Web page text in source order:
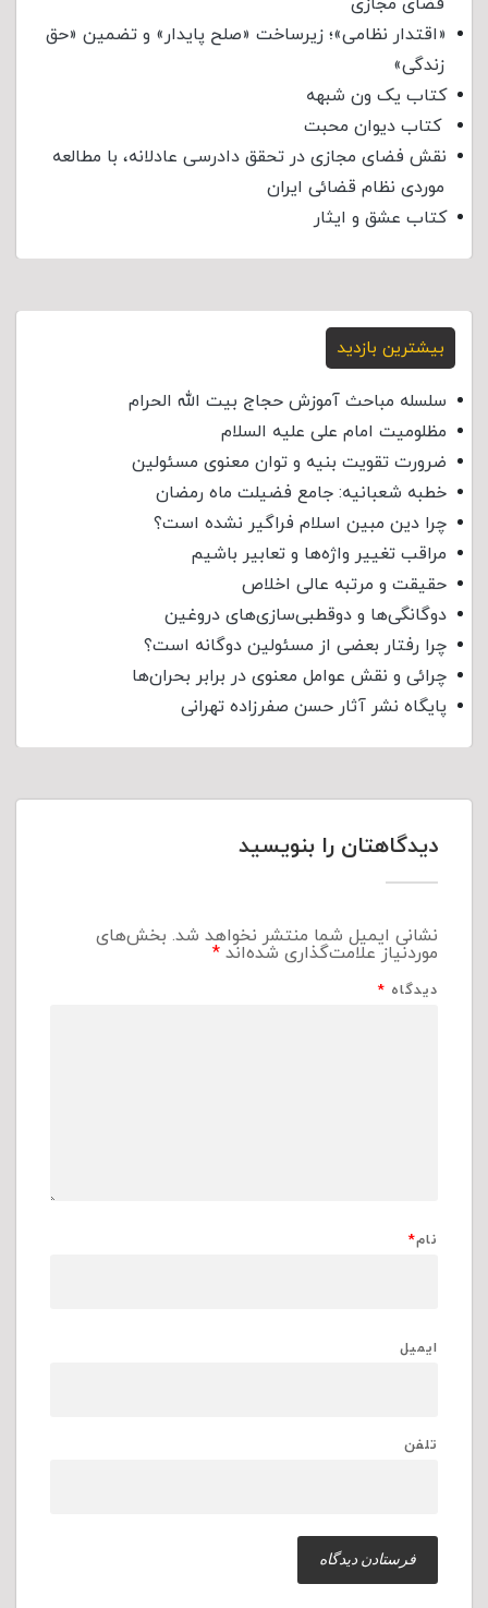
«اقتدار نظامی»؛ زیرساخت «صلح پایدار» و تضمین «حق
زندگی»
کتاب یک ون شبهه
کتاب دیوان محبت
نقش فضای مجازی در تحقق دادرسی عادلانه، با مطالعه
موردی نظام قضائی ایران
کتاب عشق و ایثار
بیشترین بازدید
سلسله مباحث آموزش حجاج بیت الله الحرام
مظلومیت امام علی علیه السلام
ضرورت تقویت بنیه و توان معنوی مسئولین
خطبه شعبانیه: جامع فضیلت ماه رمضان
چرا دین مبین اسلام فراگیر نشده است؟
مراقب تغییر واژه‌ها و تعابیر باشیم
حقیقت و مرتبه عالی اخلاص
دوگانگی‌ها و دوقطبی‌سازی‌های دروغین
چرا رفتار بعضی از مسئولین دوگانه است؟
چرائی و نقش عوامل معنوی در برابر بحران‌ها
پایگاه نشر آثار حسن صفرزاده تهرانی
دیدگاهتان را بنویسید
نشانی ایمیل شما منتشر نخواهد شد. بخش‌های
موردنیاز علامت‌گذاری شده‌اند*
دیدگاه *
نام*
ایمیل
تلفن